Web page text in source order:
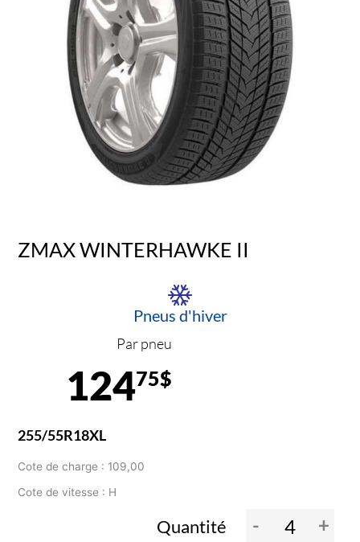
ZMAX WINTERHAWKE II
Pneus d'hiver
Par pneu
12475$
255/55R18XL
Cote de charge : 109,00
Cote de vitesse : H
Quantité - +